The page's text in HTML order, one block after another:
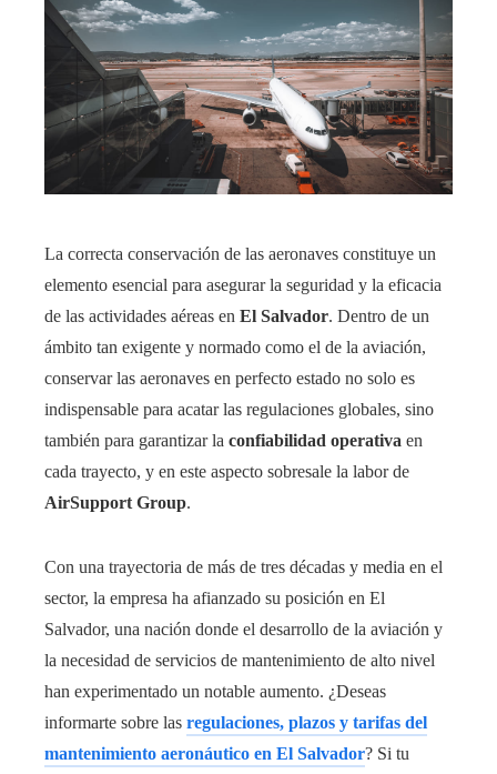
La correcta conservación de las aeronaves constituye un
elemento esencial para asegurar la seguridad y la eficacia
de las actividades aéreas en El Salvador. Dentro de un
ámbito tan exigente y normado como el de la aviación,
conservar las aeronaves en perfecto estado no solo es
indispensable para acatar las regulaciones globales, sino
también para garantizar la confiabilidad operativa en
cada trayecto, y en este aspecto sobresale la labor de
AirSupport Group.
Con una trayectoria de más de tres décadas y media en el
sector, la empresa ha afianzado su posición en El
Salvador, una nación donde el desarrollo de la aviación y
la necesidad de servicios de mantenimiento de alto nivel
han experimentado un notable aumento. ¿Deseas
informarte sobre las regulaciones, plazos y tarifas del
mantenimiento aeronáutico en El Salvador? Si tu